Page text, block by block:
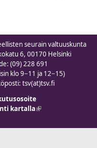
seurain valtuuskunta
6, 00170 Helsinki
(09) 228 691
klo 9−11 ja 12−15)
tsv(at)tsv.fi
kartalla(link is external)